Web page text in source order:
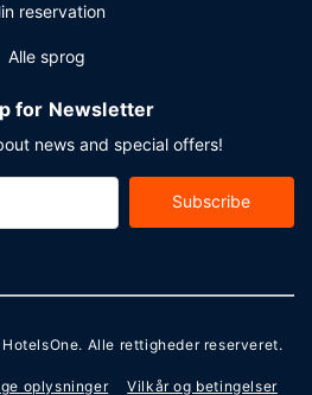
reservation
Alle sprog
for Newsletter
news and special offers!
Subscribe
HotelsOne. Alle rettigheder reserveret.
oplysninger Vilkår og betingelser